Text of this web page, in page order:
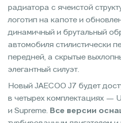
радиатора с ячеистой
логотип на капоте и
динамичный и брутальный
автомобиля стилистически
передней, а скрытые
элегантный силуэт.
Новый JAECOO J7 будет
в четырех комплектациях —
и Supreme. Все версии